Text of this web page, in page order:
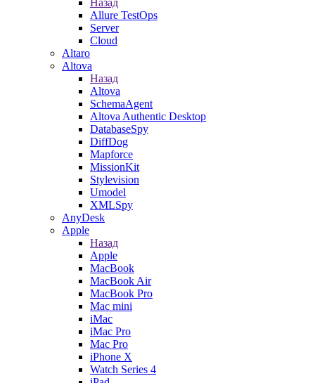
Назад
Allure TestOps
Server
Cloud
Altaro
Altova
Назад
Altova
SchemaAgent
Altova Authentic Desktop
DatabaseSpy
DiffDog
Mapforce
MissionKit
Stylevision
Umodel
XMLSpy
AnyDesk
Apple
Назад
Apple
MacBook
MacBook Air
MacBook Pro
Mac mini
iMac
iMac Pro
Mac Pro
iPhone X
Watch Series 4